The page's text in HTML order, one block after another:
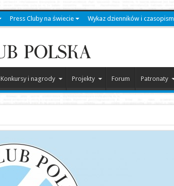
Press Cluby na świecie Wykaz dzienników i czasopism
Konkursy i nagrody Projekty Forum Patronaty